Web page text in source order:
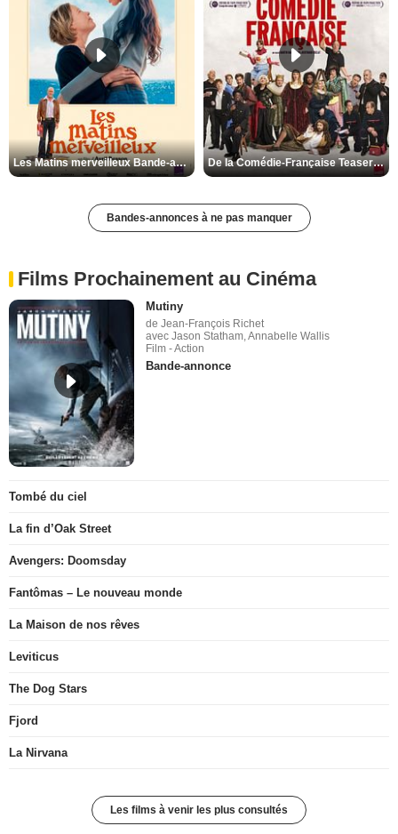
Les Matins merveilleux Bande-annonce VF De la Comédie-Française Teaser VF
Bandes-annonces à ne pas manquer
Films Prochainement au Cinéma
Mutiny
de Jean-François Richet
avec Jason Statham, Annabelle Wallis
Film - Action
Bande-annonce
Tombé du ciel
La fin d’Oak Street
Avengers: Doomsday
Fantômas – Le nouveau monde
La Maison de nos rêves
Leviticus
The Dog Stars
Fjord
La Nirvana
Les films à venir les plus consultés